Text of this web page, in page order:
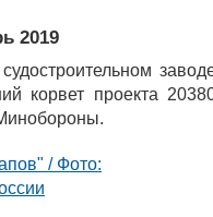
2019
корвет проекта